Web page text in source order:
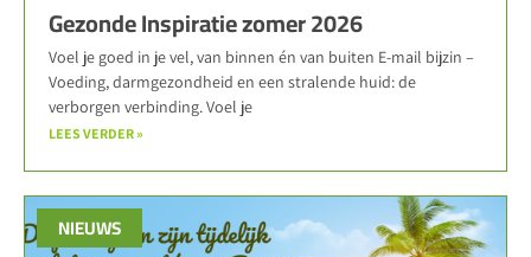
Gezonde Inspiratie zomer 2026
Voel je goed in je vel, van binnen én van buiten E-mail bijzin –
Voeding, darmgezondheid en een stralende huid: de
verborgen verbinding. Voel je
LEES VERDER »
NIEUWS